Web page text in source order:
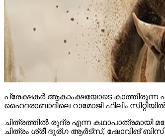
പ്രേക്ഷകര്‍ ആകാംക്ഷയോടെ കാത്തിരുന്ന
ഹൈദരാബാദിലെ റാമോജി ഫിലിം
ചിത്രത്തില്‍ രുദ്ര എന്ന
ചിത്രം ശ്രീ ദുര്ഗ ആര്‍ട്‌സ്, ഷോവിങ്